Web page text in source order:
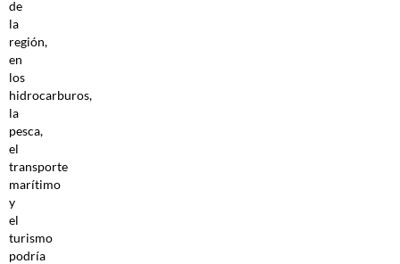
de
la
región,
en
los
hidrocarburos,
la
pesca,
el
transporte
marítimo
y
el
turismo
podría